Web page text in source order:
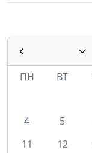
ПН
ВТ
4
5
11
12